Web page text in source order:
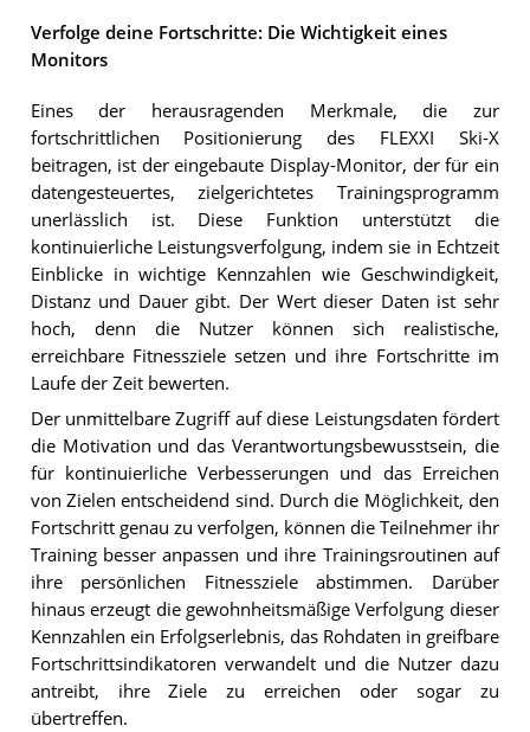
Verfolge deine Fortschritte: Die Wichtigkeit eines
Monitors
Eines der herausragenden Merkmale, die zur
fortschrittlichen Positionierung des FLEXXI Ski-X
beitragen, ist der eingebaute Display-Monitor, der für ein
datengesteuertes, zielgerichtetes Trainingsprogramm
unerlässlich ist. Diese Funktion unterstützt die
kontinuierliche Leistungsverfolgung, indem sie in Echtzeit
Einblicke in wichtige Kennzahlen wie Geschwindigkeit,
Distanz und Dauer gibt. Der Wert dieser Daten ist sehr
hoch, denn die Nutzer können sich realistische,
erreichbare Fitnessziele setzen und ihre Fortschritte im
Laufe der Zeit bewerten.
Der unmittelbare Zugriff auf diese Leistungsdaten fördert
die Motivation und das Verantwortungsbewusstsein, die
für kontinuierliche Verbesserungen und das Erreichen
von Zielen entscheidend sind. Durch die Möglichkeit, den
Fortschritt genau zu verfolgen, können die Teilnehmer ihr
Training besser anpassen und ihre Trainingsroutinen auf
ihre persönlichen Fitnessziele abstimmen. Darüber
hinaus erzeugt die gewohnheitsmäßige Verfolgung dieser
Kennzahlen ein Erfolgserlebnis, das Rohdaten in greifbare
Fortschrittsindikatoren verwandelt und die Nutzer dazu
antreibt, ihre Ziele zu erreichen oder sogar zu
übertreffen.